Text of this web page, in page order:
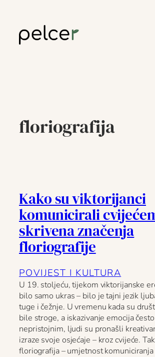
sadržaja
floriografija
Kako su viktorijanci
komunicirali
skrivena značenja
floriografije
POVIJEST I KULTURA
U 19. stoljeću, tijekom viktorijanske
bilo samo ukras – bilo je tajni jezik
tuge i čežnje. U vremenu kada su
bile stroge, a iskazivanje emocija
nepristojnim, ljudi su pronašli
izraze svoje osjećaje – kroz cvijeće.
floriografija – umjetnost